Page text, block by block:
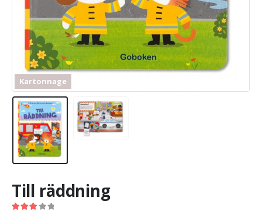
Kartonnage
Till räddning